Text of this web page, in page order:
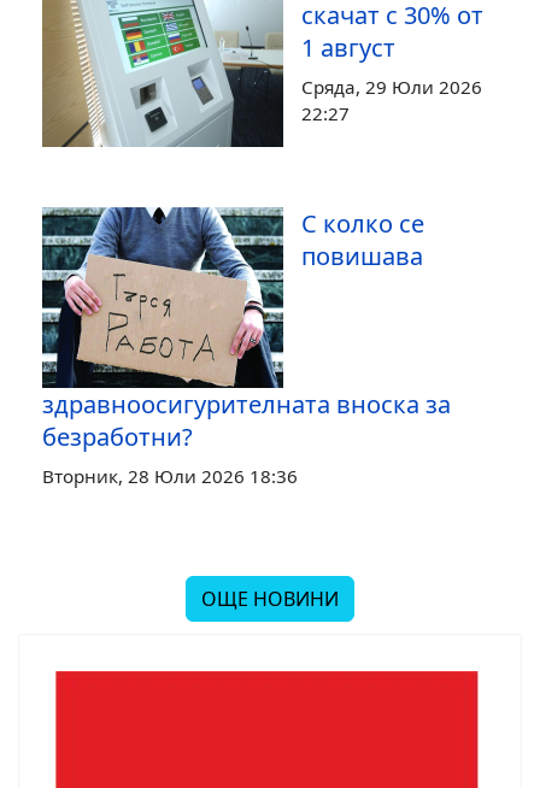
скачат с 30% от
1 август
Сряда, 29 Юли 2026
22:27
С колко се
повишава
здравноосигурителната вноска за
безработни?
Вторник, 28 Юли 2026 18:36
ОЩЕ НОВИНИ